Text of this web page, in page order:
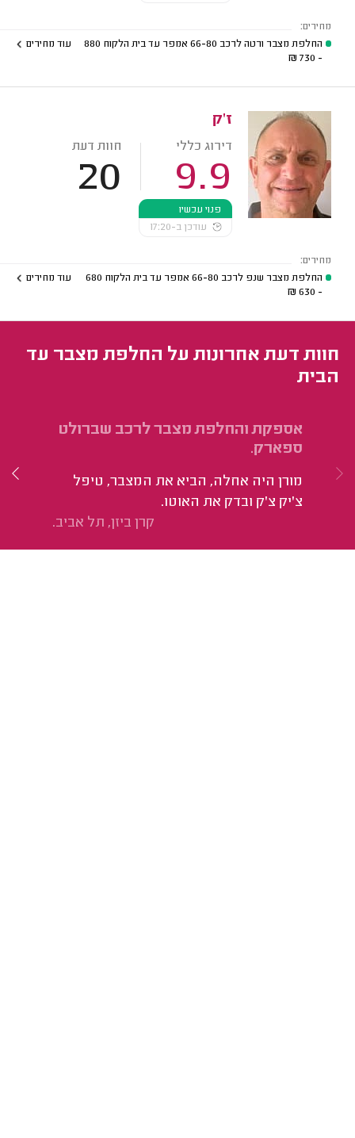
מחירים:
החלפת מצבר ורטה לרכב 66-80 אמפר עד בית הלקוח
880
- 730
₪
עוד מחירים
ז'ק
דירוג כללי
9.9
חוות דעת
20
פנוי עכשיו
עודכן ב-17:20
מחירים:
החלפת מצבר שנפ לרכב 66-80 אמפר עד בית הלקוח
680
- 630
₪
עוד מחירים
חוות דעת אחרונות על החלפת מצבר עד
הבית
אספקת והחלפת מצבר לרכב שברולט
ספארק.
מורן היה אחלה, הביא את המצבר, טיפל
צ'יק צ'ק ובדק את האוטו.
קרן ביזן, תל אביב.